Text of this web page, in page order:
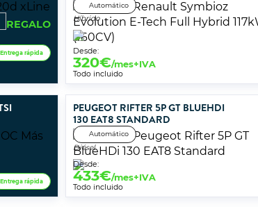
REGALO
Entrega rápida
Automático
Híbrido
Desde:
320€/mes+IVA
Todo incluido
Entrega rápida
PEUGEOT RIFTER 5P GT BLUEHDI
130 EAT8 STANDARD
Automático
Diésel
Desde:
433€/mes+IVA
Todo incluido